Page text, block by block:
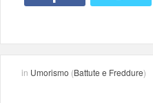
in Umorismo (Battute e Freddure)